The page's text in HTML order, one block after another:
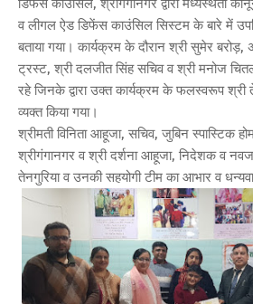
डिफेंस काउंसिल, श्रीगंगानगर द्वारा मध्यस्थता
व लीगल ऐड डिफेंस काउंसिल सिस्टम के बारे में
बताया गया। कार्यक्रम के दौरान श्री सुमेर बरोड़,
ट्रस्ट, श्री दलजीत सिंह सचिव व श्री मनोज
रहे जिनके द्वारा उक्त कार्यक्रम के फलस्वरूप श्री
व्यक्त किया गया।
श्रीमती विनिता आहूजा, सचिव, जुबिन स्पास्टिक
श्रीगंगानगर व श्री दर्शना आहूजा, निदेशक व
तेनगुरिया व उनकी सहयोगी टीम का आभार व